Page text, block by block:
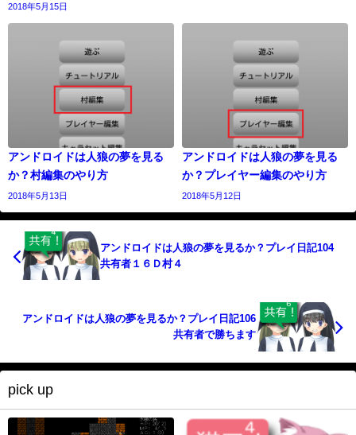
2018年5月15日
アンドロイドは人狼の夢を見る
か？村編集のやり方
2018年5月13日
アンドロイドは人狼の夢を見る
か？プレイヤー編集のやり方
2018年5月12日
アンドロイドは人狼の夢を見るか？プレイ日記104
共有者１６Ｄ村４
アンドロイドは人狼の夢を見るか？プレイ日記106
共有者で勝ちます
pick up